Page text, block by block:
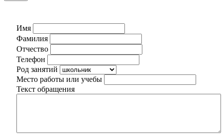
Имя
Фамилия
Отчество
Телефон
Род занятий
Место работы или учебы
Текст обращения